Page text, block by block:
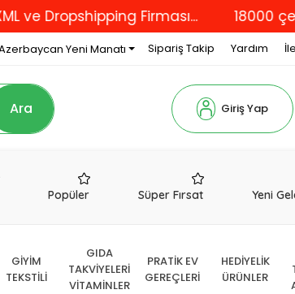
Firması... 18000 çeşit
Yeni Manatı Sipariş Takip Yardım
Ara Giriş Yap
Popüler Süper Fırsat Yeni
GİYİM
TEKSTİLİ
GIDA
TAKVİYELERİ
VİTAMİNLER
PRATİK EV
GEREÇLERİ
HEDİYELİK
ÜRÜNLER